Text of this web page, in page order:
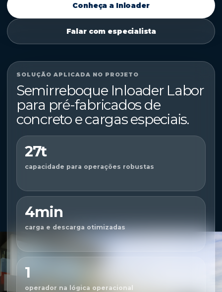
Conheça a Inloader
Falar com especialista
SOLUÇÃO APLICADA NO PROJETO
Semirreboque Inloader Labor
para pré-fabricados de
concreto e cargas especiais.
27t
capacidade para operações robustas
4min
carga e descarga otimizadas
1
operador na lógica operacional